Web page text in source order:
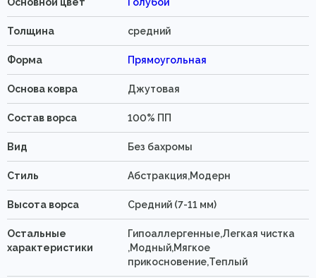
Толщина средний
Форма Прямоугольная
Основа ковра Джутовая
Состав ворса 100% ПП
Вид Без бахромы
Стиль Абстракция,Модерн
Высота ворса Средний (7-11 мм)
Остальные
характеристики
Гипоаллергенные,Легкая чистка
,Модный,Мягкое
прикосновение,Теплый